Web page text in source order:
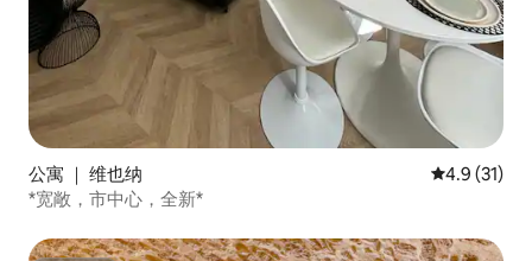
公寓 ｜ 维也纳 平均评分
4.9 (31)
*宽敞，市中心，全新*